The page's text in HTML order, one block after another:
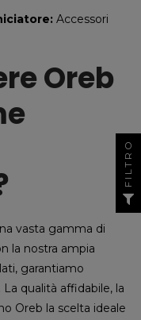
Accessori
Oreb
vasta gamma di
la nostra ampia
garantiamo
qualità affidabile, la
Oreb la scelta ideale
FILTRO